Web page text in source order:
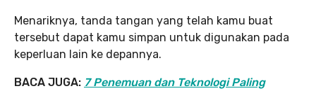
Menariknya, tanda tangan yang telah kamu buat
tersebut dapat kamu simpan untuk digunakan pada
keperluan lain ke depannya.
BACA JUGA: 7 Penemuan dan Teknologi Paling